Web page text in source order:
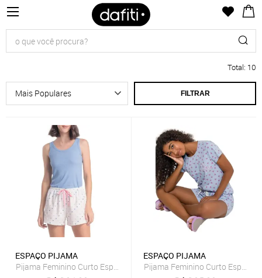
Total: 10
FILTRAR
ESPAÇO PIJAMA
Pijama Feminino Curto Espaço Pijama 4010320
ESPAÇO PIJAMA
Pijama Feminino Curto Espaço